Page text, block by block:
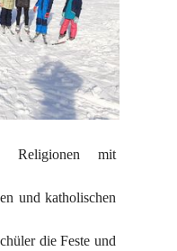
mit
und katholischen
die Feste und